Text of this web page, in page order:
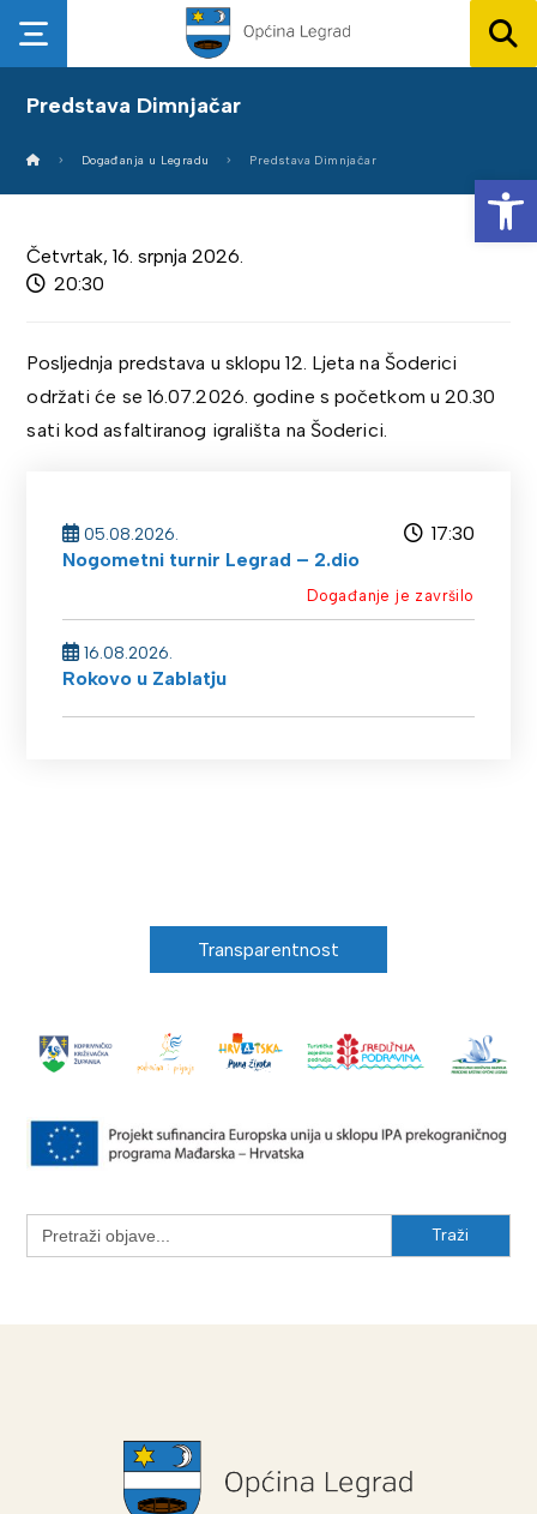
Predstava Dimnjačar
Događanja u Legradu Predstava Dimnjačar
Četvrtak, 16. srpnja 2026.
20:30
Posljednja predstava u sklopu 12. Ljeta na Šoderici
održati će se 16.07.2026. godine s početkom u 20.30
sati kod asfaltiranog igrališta na Šoderici.
05.08.2026.
17:30
Nogometni turnir Legrad – 2.dio
Događanje je završilo
16.08.2026.
Rokovo u Zablatju
Transparentnost
Search
for: